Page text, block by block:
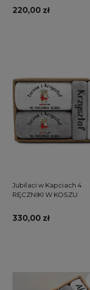
220,00 zł
Jubilaci w Kapciach 4
RĘCZNIKI W KOSZU
330,00 zł